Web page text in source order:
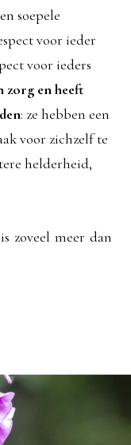
soepele
voor ieder
voor ieders
zorg en heeft
: ze hebben een
voor zichzelf te
helderheid,
zoveel meer dan